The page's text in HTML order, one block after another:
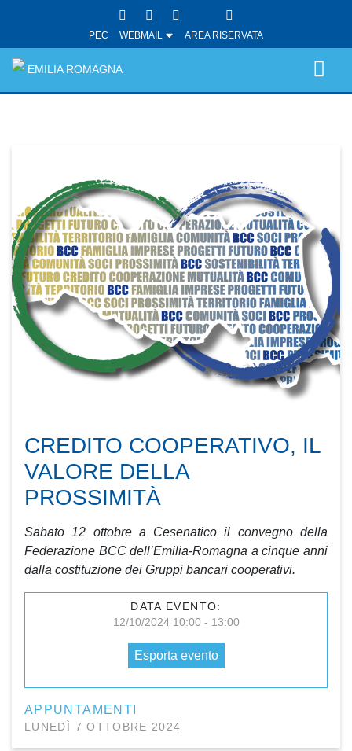
PEC WEBMAIL AREA RISERVATA
EMILIA ROMAGNA
CREDITO COOPERATIVO, IL
VALORE DELLA
PROSSIMITÀ
Sabato 12 ottobre a Cesenatico il convegno della
Federazione BCC dell’Emilia-Romagna a cinque anni
dalla costituzione dei Gruppi bancari cooperativi.
DATA EVENTO:
12/10/2024 10:00 - 13:00
Esporta evento
APPUNTAMENTI
LUNEDÌ 7 OTTOBRE 2024